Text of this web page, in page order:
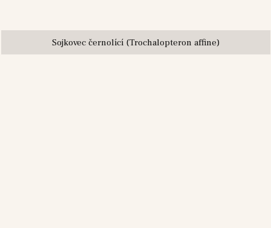
Sojkovec černolící (Trochalopteron affine)